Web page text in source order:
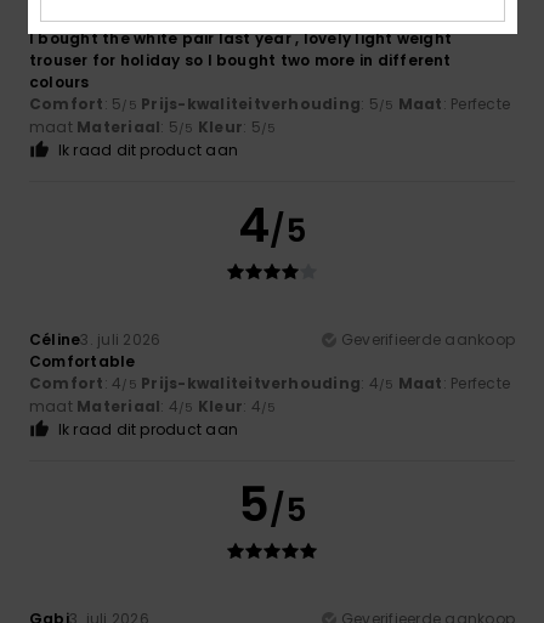
Kirsty5. juli 2026
Geverifieerde aankoop
I bought the white pair last year , lovely light weight
trouser for holiday so I bought two more in different
colours
Comfort: 5/5 Prijs-kwaliteitverhouding: 5/5 Maat: Perfecte
maat Materiaal: 5/5 Kleur: 5/5
Ik raad dit product aan
4/5
Céline3. juli 2026
Geverifieerde aankoop
Comfortable
Comfort: 4/5 Prijs-kwaliteitverhouding: 4/5 Maat: Perfecte
maat Materiaal: 4/5 Kleur: 4/5
Ik raad dit product aan
5/5